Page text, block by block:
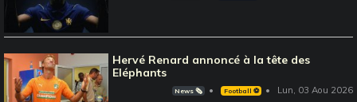
Hervé Renard annoncé à la tête des
Eléphants
News 🗞️ Football ⚽️ Lun, 03 Aou 2026